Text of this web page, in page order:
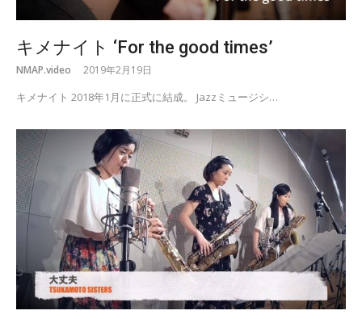
キメナイト ‘For the good times’
NMAP.video 2019年2月19日
キメナイト 2018年1月に正式に結成。 Jazzミュージシ…